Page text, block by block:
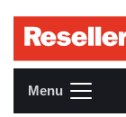
Menu